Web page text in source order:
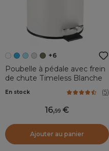
+6
Poubelle à pédale avec frein
de chute Timeless Blanche
En stock (5)
16,99
Ajouter au panier